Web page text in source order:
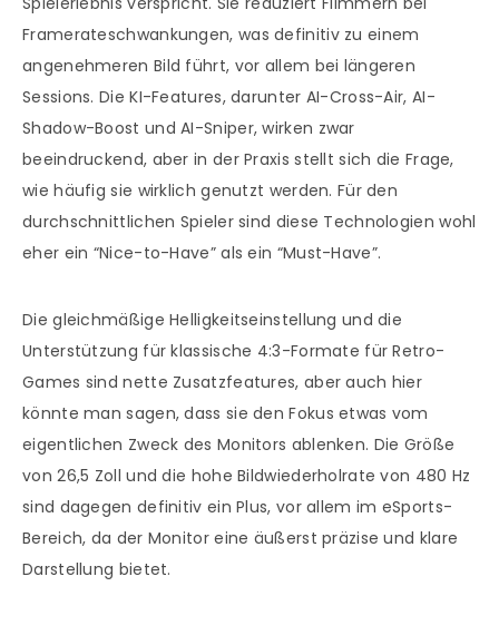
Framerateschwankungen, was definitiv zu einem
angenehmeren Bild führt, vor allem bei längeren
Sessions. Die KI-Features, darunter AI-Cross-Air, AI-
Shadow-Boost und AI-Sniper, wirken zwar
beeindruckend, aber in der Praxis stellt sich die Frage,
wie häufig sie wirklich genutzt werden. Für den
durchschnittlichen Spieler sind diese Technologien wohl
eher ein “Nice-to-Have” als ein “Must-Have”.
Die gleichmäßige Helligkeitseinstellung und die
Unterstützung für klassische 4:3-Formate für Retro-
Games sind nette Zusatzfeatures, aber auch hier
könnte man sagen, dass sie den Fokus etwas vom
eigentlichen Zweck des Monitors ablenken. Die Größe
von 26,5 Zoll und die hohe Bildwiederholrate von 480 Hz
sind dagegen definitiv ein Plus, vor allem im eSports-
Bereich, da der Monitor eine äußerst präzise und klare
Darstellung bietet.